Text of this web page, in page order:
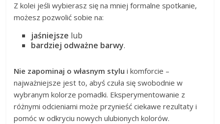
Z kolei jeśli wybierasz się na mniej formalne spotkanie,
możesz pozwolić sobie na:
jaśniejsze lub
bardziej odważne barwy.
Nie zapominaj o własnym stylu i komforcie –
najważniejsze jest to, abyś czuła się swobodnie w
wybranym kolorze pomadki. Eksperymentowanie z
różnymi odcieniami może przynieść ciekawe rezultaty i
pomóc w odkryciu nowych ulubionych kolorów.